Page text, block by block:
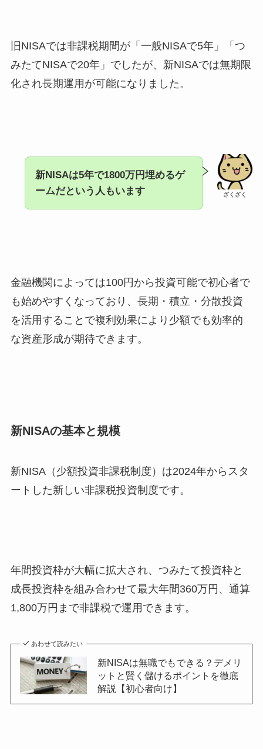
旧NISAでは非課税期間が「一般NISAで5年」「つ
みたてNISAで20年」でしたが、新NISAでは無期限
化され長期運用が可能になりました。
ざくざく
新NISAは5年で1800万円埋めるゲ
ームだという人もいます
金融機関によっては100円から投資可能で初心者で
も始めやすくなっており、長期・積立・分散投資
を活用することで複利効果により少額でも効率的
な資産形成が期待できます。
新NISAの基本と規模
新NISA（少額投資非課税制度）は2024年からスタ
ートした新しい非課税投資制度です。
年間投資枠が大幅に拡大され、つみたて投資枠と
成長投資枠を組み合わせて最大年間360万円、通算
1,800万円まで非課税で運用できます。
あわせて読みたい
新NISAは無職でもできる？デメリ
ットと賢く儲けるポイントを徹底
解説【初心者向け】